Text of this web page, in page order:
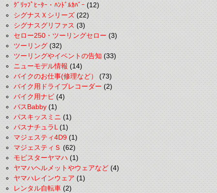
ｸﾞﾘｯﾌﾟﾋｰﾀｰ・ﾊﾝﾄﾞﾙｶﾊﾞｰ(12)
シグナスＸシリーズ(22)
シグナスグリファス(3)
セロー250・ツーリングセロー(3)
ツーリング(32)
ツーリングやイベントの告知(33)
ニューモデル情報(14)
バイクのお仕事(修理など）(73)
バイク用ドライブレコーダー(2)
バイク用ナビ(4)
パスBabby(1)
パスキッスミニ(1)
パスナチュラL(1)
マジェスティ4D9(1)
マジェスティＳ(62)
モビスターヤマハ(1)
ヤマハヘルメットやウェアなど(4)
ヤマハレインウェア(1)
レンタル自転車(2)